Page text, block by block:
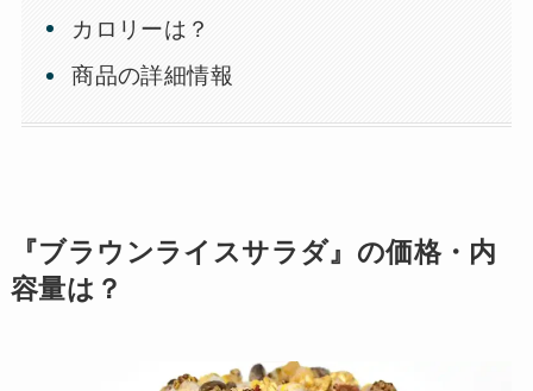
カロリーは？
商品の詳細情報
『ブラウンライスサラダ』の価格・内
容量は？